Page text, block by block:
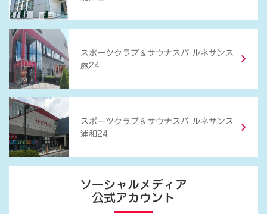
スポーツクラブ ＆ サウナスパ ルネサンス
蕨24
スポーツクラブ ＆ サウナスパ ルネサンス
浦和24
ソーシャルメディア
公式アカウント